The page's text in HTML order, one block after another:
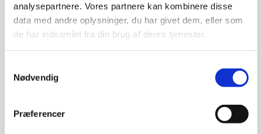
analysepartnere. Vores partnere kan kombinere disse
data med andre oplysninger, du har givet dem, eller som
de har indsamlet fra din brug af deres tjenester.
Nødvendig
Præferencer
Relaterede varer